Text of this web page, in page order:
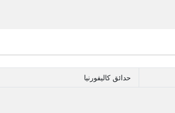
حدائق كاليفورنيا